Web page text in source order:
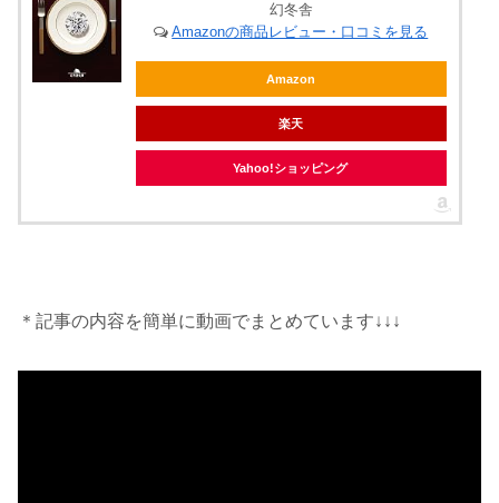
幻冬舎
Amazonの商品レビュー・口コミを見る
Amazon
楽天
Yahoo!ショッピング
＊記事の内容を簡単に動画でまとめています↓↓↓